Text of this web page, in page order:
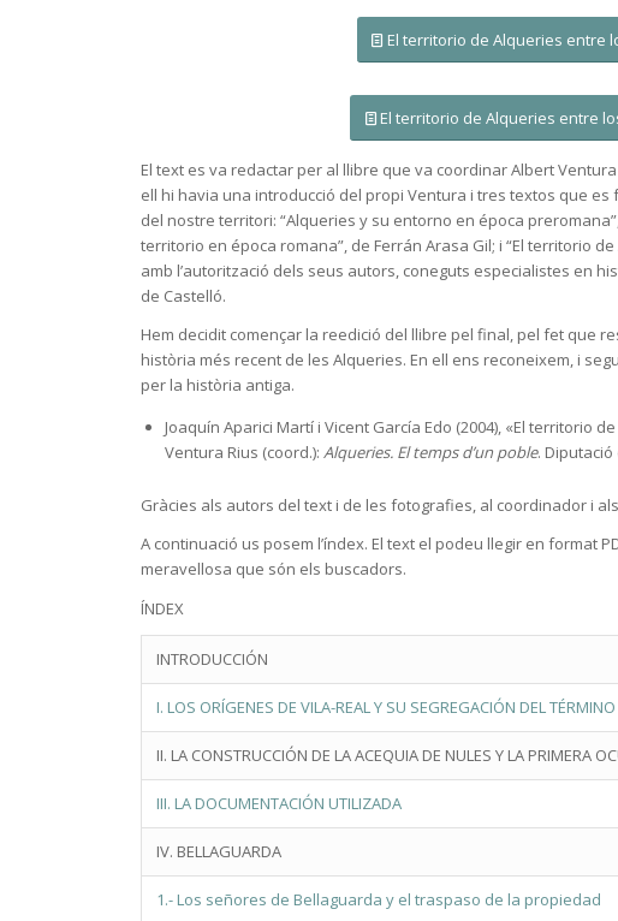
El territorio de Alqueries entre
El territorio de Alqueries entre
El text es va redactar per al llibre que va coordinar Albert
ell hi havia una introducció del propi Ventura i tres textos que
del nostre territori: “Alqueries y su entorno en época
territorio en época romana”, de Ferrán Arasa Gil; i “El territorio
amb l’autorització dels seus autors, coneguts especialistes en
de Castelló.
Hem decidit començar la reedició del llibre pel final, pel fet que
història més recent de les Alqueries. En ell ens reconeixem, i
per la història antiga.
Joaquín Aparici Martí i Vicent García Edo (2004), «El territorio
Ventura Rius (coord.):Alqueries. El temps d’un poble. Diputació
Gràcies als autors del text i de les fotografies, al coordinador i
A continuació us posem l’índex. El text el podeu llegir en format
meravellosa que són els buscadors.
ÍNDEX
INTRODUCCIÓN
I. LOS ORÍGENES DE VILA-REAL Y SU SEGREGACIÓN DEL
II. LA CONSTRUCCIÓN DE LA ACEQUIA DE NULES Y LA PRIMERA
III. LA DOCUMENTACIÓN UTILIZADA
IV. BELLAGUARDA
1.- Los señores de Bellaguarda y el traspaso de la propiedad